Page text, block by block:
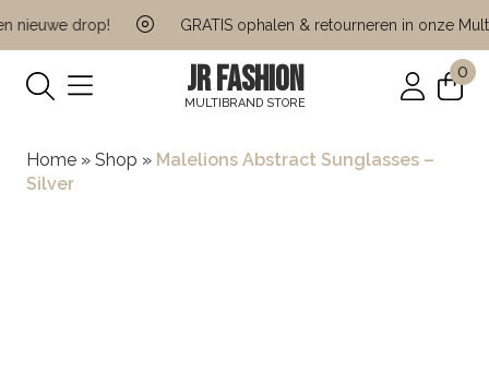
nieuwe drop! GRATIS ophalen & retourneren in onze Multi
JR FASHION
MULTIBRAND STORE
0
Home » Shop » Malelions Abstract Sunglasses –
Silver